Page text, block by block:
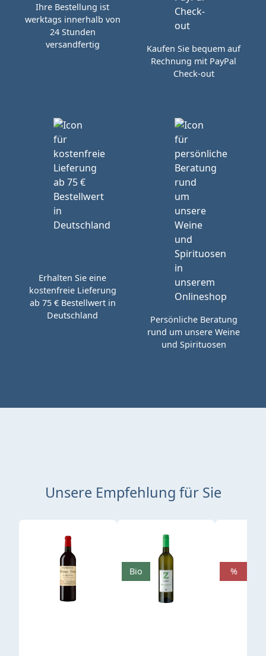
Ihre Bestellung ist
werktags innerhalb von
24 Stunden
versandfertig
Kaufen Sie bequem auf
Rechnung mit PayPal
Check-out
Erhalten Sie eine
kostenfreie Lieferung
ab 75 € Bestellwert in
Deutschland
Persönliche Beratung
rund um unsere Weine
und Spirituosen
Unsere Empfehlung für Sie
Produktgalerie überspringen
Bio %